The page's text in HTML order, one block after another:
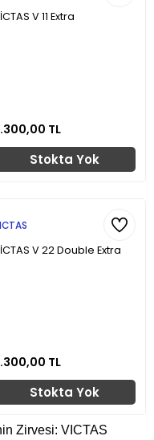
V 11 Extra
TL
Stokta Yok
V 22 Double Extra
TL
Stokta Yok
Zirvesi: VICTAS